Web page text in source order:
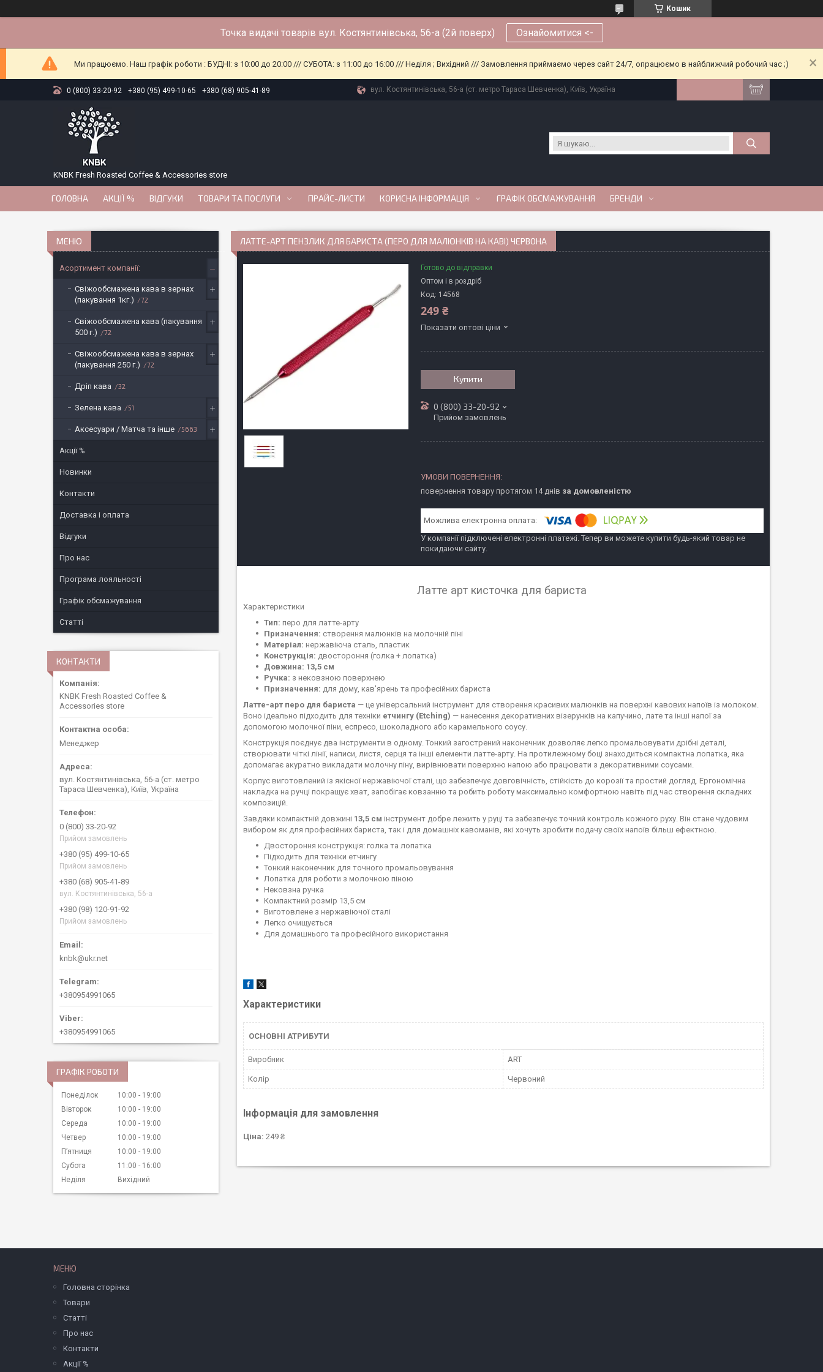
Кошик
Точка видачі товарів вул. Костянтинівська, 56-а (2й поверх) Ознайомитися <-
Ми працюємо. Наш графік роботи : БУДНІ: з 10:00 до 20:00 /// СУБОТА: з 11:00 до 16:00 /// Неділя ; Вихідний /// Замовлення приймаємо через сайт 24/7, опрацюємо в найближчий робочий час ;)
0 (800) 33-20-92 +380 (95) 499-10-65 +380 (68) 905-41-89 вул. Костянтинівська, 56-а (ст. метро Тараса Шевченка), Київ, Україна
KNBK Fresh Roasted Coffee & Accessories store
ГОЛОВНА АКЦІЇ % ВІДГУКИ ТОВАРИ ТА ПОСЛУГИ ПРАЙС-ЛИСТИ КОРИСНА ІНФОРМАЦІЯ ГРАФІК ОБСМАЖУВАННЯ БРЕНДИ
ЛАТТЕ-АРТ ПЕНЗЛИК ДЛЯ БАРИСТА (ПЕРО ДЛЯ МАЛЮНКІВ НА КАВІ) ЧЕРВОНА
Готово до відправки
Оптом і в роздріб
Код: 14568
249 ₴
Показати оптові ціни
Купити
0 (800) 33-20-92
Прийом замовлень
повернення товару протягом 14 днів за домовленістю
У компанії підключені електронні платежі. Тепер ви можете купити будь-який товар не
покидаючи сайту.
Латте арт кисточка для бариста
Характеристики
Тип: перо для латте-арту
Призначення: створення малюнків на молочній піні
Матеріал: нержавіюча сталь, пластик
Конструкція: двостороння (голка + лопатка)
Довжина: 13,5 см
Ручка: з нековзною поверхнею
Призначення: для дому, кав'ярень та професійних бариста
Латте-арт перо для бариста — це універсальний інструмент для створення красивих малюнків на поверхні кавових напоїв із молоком.
Воно ідеально підходить для техніки етчингу (Etching) — нанесення декоративних візерунків на капучино, лате та інші напої за
допомогою молочної піни, еспресо, шоколадного або карамельного соусу.
Конструкція поєднує два інструменти в одному. Тонкий загострений наконечник дозволяє легко промальовувати дрібні деталі,
створювати чіткі лінії, написи, листя, серця та інші елементи латте-арту. На протилежному боці знаходиться компактна лопатка, яка
допомагає акуратно викладати молочну піну, вирівнювати поверхню напою або працювати з декоративними соусами.
Корпус виготовлений із якісної нержавіючої сталі, що забезпечує довговічність, стійкість до корозії та простий догляд. Ергономічна
накладка на ручці покращує хват, запобігає ковзанню та робить роботу максимально комфортною навіть під час створення складних
композицій.
Завдяки компактній довжині 13,5 см інструмент добре лежить у руці та забезпечує точний контроль кожного руху. Він стане чудовим
вибором як для професійних бариста, так і для домашніх кавоманів, які хочуть зробити подачу своїх напоїв більш ефектною.
Двостороння конструкція: голка та лопатка
Підходить для техніки етчингу
Тонкий наконечник для точного промальовування
Лопатка для роботи з молочною піною
Нековзна ручка
Компактний розмір 13,5 см
Виготовлене з нержавіючої сталі
Легко очищується
Для домашнього та професійного використання
Характеристики
ОСНОВНІ АТРИБУТИ
Виробник ART
Колір Червоний
Інформація для замовлення
Ціна: 249 ₴
Асортимент компанії:
Свіжообсмажена кава в зернах
(пакування 1кг.)
72
Свіжообсмажена кава (пакування
500 г.)
72
Свіжообсмажена кава в зернах
(пакування 250 г.)
72
Дріп кава 32
Зелена кава 51
Аксесуари / Матча та інше 5663
Акції %
Новинки
Контакти
Доставка і оплата
Відгуки
Про нас
Програма лояльності
Графік обсмажування
Статті
КОНТАКТИ
KNBK Fresh Roasted Coffee &
Accessories store
Менеджер
вул. Костянтинівська, 56-а (ст. метро
Тараса Шевченка), Київ, Україна
0 (800) 33-20-92
Прийом замовлень
+380 (95) 499-10-65
Прийом замовлень
+380 (68) 905-41-89
вул. Костянтинівська, 56-а
+380 (98) 120-91-92
Прийом замовлень
knbk@ukr.net
+380954991065
+380954991065
ГРАФІК РОБОТИ
Понеділок 10:00
19:00
Вівторок
10:00
19:00
Середа
10:00
19:00
Четвер
10:00
19:00
Пʼятниця
10:00
19:00
Субота
11:00
16:00
Неділя
Вихідний
МЕНЮ
Головна сторінка
Товари
Статті
Про нас
Контакти
Акції %